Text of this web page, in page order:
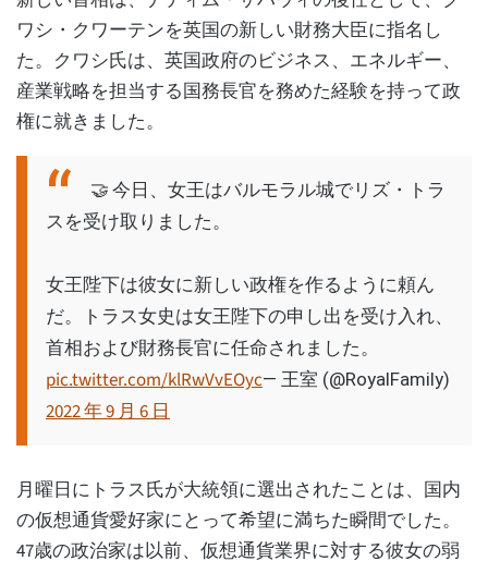
ワシ・クワーテンを英国の新しい財務大臣に指名し
た。クワシ氏は、英国政府のビジネス、エネルギー、
産業戦略を担当する国務長官を務めた経験を持って政
権に就きました。
🤝 今日、女王はバルモラル城でリズ・トラ
スを受け取りました。
女王陛下は彼女に新しい政権を作るように頼ん
だ。トラス女史は女王陛下の申し出を受け入れ、
首相および財務長官に任命されました。
pic.twitter.com/klRwVvEOyc— 王室 (@RoyalFamily)
2022 年 9 月 6 日
月曜日にトラス氏が大統領に選出されたことは、国内
の仮想通貨愛好家にとって希望に満ちた瞬間でした。
47歳の政治家は以前、仮想通貨業界に対する彼女の弱